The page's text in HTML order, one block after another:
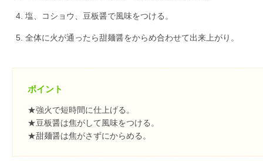
塩、コショウ、豆板醤で風味をつける。
全体に火が通ったら甜麺醤をからめ合わせて出来上がり。
ポイント
★強火で短時間に仕上げる。
★豆板醤は焦がして風味をつける。
★甜麺醤は焦がさずにからめる。